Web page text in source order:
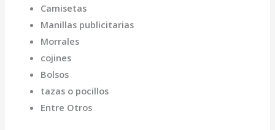
Camisetas
Manillas publicitarias
Morrales
cojines
Bolsos
tazas o pocillos
Entre Otros